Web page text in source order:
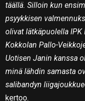
täällä. Silloin kun
psyykkisen
olivat lätkäpuolella IPK
Kokkolan Pallo-
Uotisen Janin kanssa
minä lähdin samasta
salibandyn
kertoo.